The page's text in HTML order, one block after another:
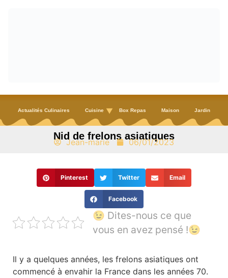
Actualités Culinaires Cuisine Box Repas Maison Jardin
Nid de frelons asiatiques
Jean-marie 06/01/2023
Pinterest Twitter Email
Facebook
😉 Dites-nous ce que
vous en avez pensé !😉
Il y a quelques années, les frelons asiatiques ont
commencé à envahir la France dans les années 70.